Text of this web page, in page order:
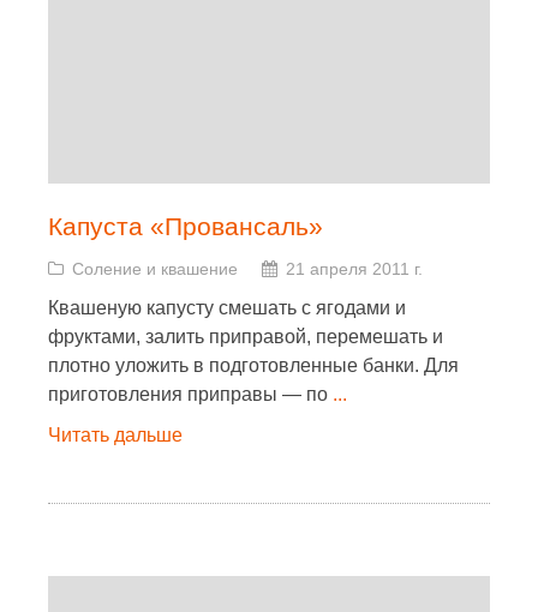
Капуста «Провансаль»
Соление и квашение 21 апреля 2011 г.
Квашеную капусту смешать с ягодами и
фруктами, залить приправой, перемешать и
плотно уложить в подготовленные банки. Для
приготовления приправы — по ...
Читать дальше